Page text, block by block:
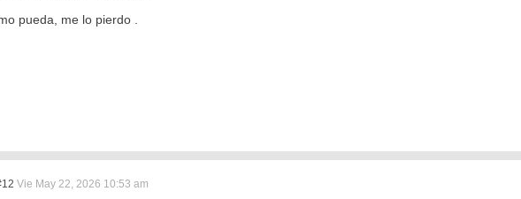
n pueda, me lo pierdo .
MVie May 22, 2026 10:53 am